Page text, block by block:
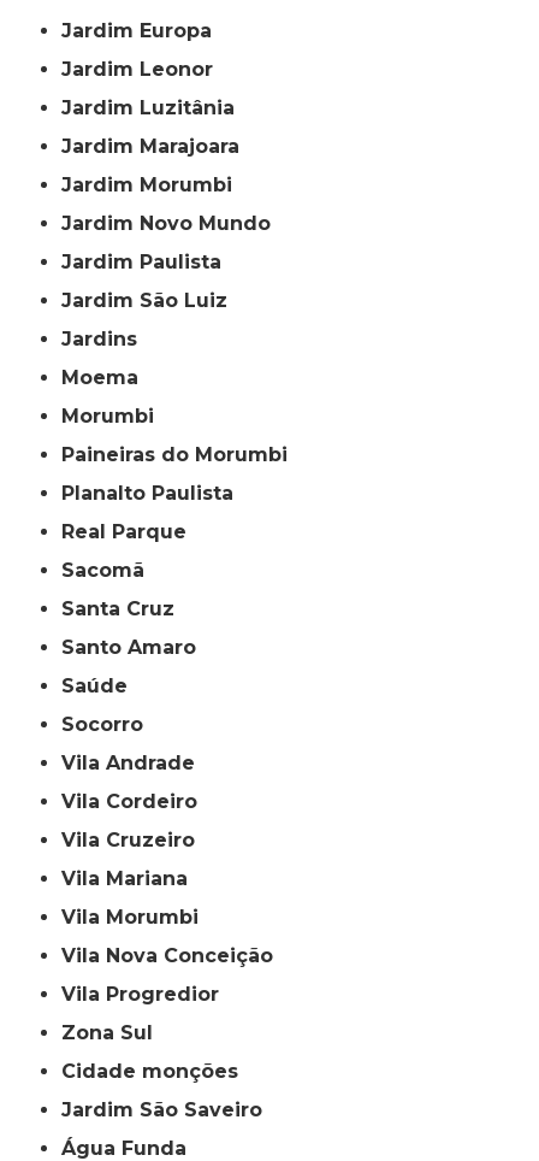
Jardim Europa
Jardim Leonor
Jardim Luzitânia
Jardim Marajoara
Jardim Morumbi
Jardim Novo Mundo
Jardim Paulista
Jardim São Luiz
Jardins
Moema
Morumbi
Paineiras do Morumbi
Planalto Paulista
Real Parque
Sacomã
Santa Cruz
Santo Amaro
Saúde
Socorro
Vila Andrade
Vila Cordeiro
Vila Cruzeiro
Vila Mariana
Vila Morumbi
Vila Nova Conceição
Vila Progredior
Zona Sul
cidade monções
jardim São Saveiro
Água Funda